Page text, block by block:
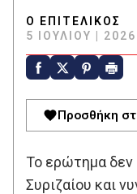
Ο ΕΠΙΤΕΛΙΚΌΣ
5 ΙΟΥΛΊΟΥ |
Προσθήκη
Το ερώτημα δεν
Συριζαίου και